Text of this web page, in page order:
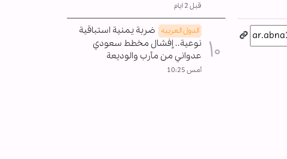
قبل 2 ايام
الدول العربیه ضربة يمنية استباقية
نوعية.. إفشال مخطط سعودي
عدواني من مأرب والوديعة
أمس 10:25